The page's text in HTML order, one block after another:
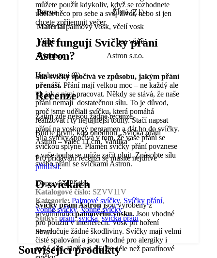
můžete použít kdykoliv, když se rozhodnete
udělat něco pro sebe a svůj život, nebo si jen
chcete zpříjemnit večer.
Jak fungují Svíčky přání
Astron?
Síla svíčky spočívá ve způsobu, jakým přání
přenáší. Přání mají velkou moc – ne každý ale
ví, jak s nimi pracovat. Někdy se stává, že naše
přání nemají dostatečnou sílu. To je důvod,
proč jsme udělali svíčku, která pomáhá
realizovat i ty nejtajnější touhy. Stačí napsat
přání na voskový pergamen a dát ho do svíčky.
Síla svíčky spočívá v tom, že vaše přání se
svíčkou splyne. Plamen svíčky přání povznese
a vaše touha se může začít plnit. Znásobte sílu
svého přání se svíčkami Astron.
O svíčkách
Svíčky přání Astronjsou vyrobeny z
prvotřídníhopalmového vosku. Jsou vhodné
pro použití v interiérech. Vosk při hoření
nevylučuje žádné škodliviny. Svíčky mají velmi
čisté spalování a jsou vhodné pro alergiky i
malé děti. Hoří asi o 50% déle než parafínové
Barva
Žlutá (Z1)
Materiálpalmový vosk, včelí vosk
Vůně
bez vůně
Výrobce
Astron s.r.o.
Hodnocení (0)
Recenze
Zatím zde nejsou žádné recenze.
Buďte první, kdo ohodnotí „Svíčka přání
Astron – válec 11 cm, Vanilka“
Pro přidávání recenzí se musíte nejdříve
přihlásit.
Doprava a Platba
Katalogové číslo: SZVV11V
Kategorie: Palmové svíčky, Svíčky přání,
Vonné svíčky, Vonné svíčky
Štítky: přání, svíčka, svíčka přání
Share:
Související produkty